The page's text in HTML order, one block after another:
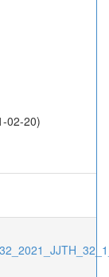
02-20)